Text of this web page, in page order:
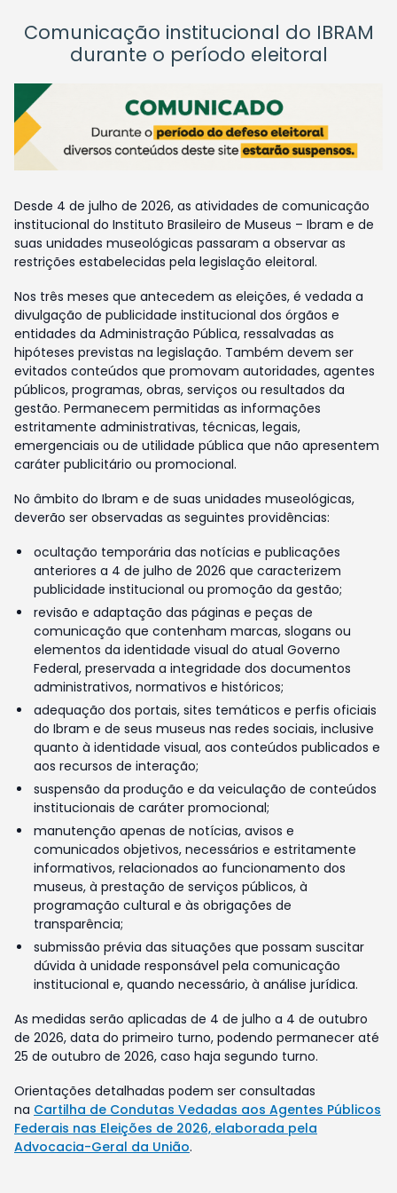
Comunicação institucional do IBRAM
durante o período eleitoral
Desde 4 de julho de 2026, as atividades de comunicação
institucional do Instituto Brasileiro de Museus – Ibram e de
suas unidades museológicas passaram a observar as
restrições estabelecidas pela legislação eleitoral.
Nos três meses que antecedem as eleições, é vedada a
divulgação de publicidade institucional dos órgãos e
entidades da Administração Pública, ressalvadas as
hipóteses previstas na legislação. Também devem ser
evitados conteúdos que promovam autoridades, agentes
públicos, programas, obras, serviços ou resultados da
gestão. Permanecem permitidas as informações
estritamente administrativas, técnicas, legais,
emergenciais ou de utilidade pública que não apresentem
caráter publicitário ou promocional.
No âmbito do Ibram e de suas unidades museológicas,
deverão ser observadas as seguintes providências:
ocultação temporária das notícias e publicações
anteriores a 4 de julho de 2026 que caracterizem
publicidade institucional ou promoção da gestão;
revisão e adaptação das páginas e peças de
comunicação que contenham marcas, slogans ou
elementos da identidade visual do atual Governo
Federal, preservada a integridade dos documentos
administrativos, normativos e históricos;
adequação dos portais, sites temáticos e perfis oficiais
do Ibram e de seus museus nas redes sociais, inclusive
quanto à identidade visual, aos conteúdos publicados e
aos recursos de interação;
suspensão da produção e da veiculação de conteúdos
institucionais de caráter promocional;
manutenção apenas de notícias, avisos e
comunicados objetivos, necessários e estritamente
informativos, relacionados ao funcionamento dos
museus, à prestação de serviços públicos, à
programação cultural e às obrigações de
transparência;
submissão prévia das situações que possam suscitar
dúvida à unidade responsável pela comunicação
institucional e, quando necessário, à análise jurídica.
As medidas serão aplicadas de 4 de julho a 4 de outubro
de 2026, data do primeiro turno, podendo permanecer até
25 de outubro de 2026, caso haja segundo turno.
Orientações detalhadas podem ser consultadas
na Cartilha de Condutas Vedadas aos Agentes Públicos
Federais nas Eleições de 2026, elaborada pela
Advocacia-Geral da União.